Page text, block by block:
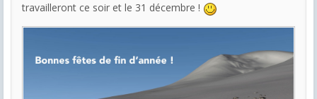
travailleront ce soir et le 31 décembre !